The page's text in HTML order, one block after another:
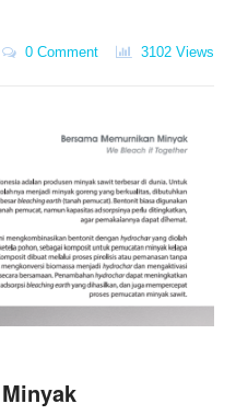
0 Comment 3102 Views